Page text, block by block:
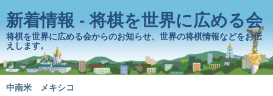
新着情報 - 将棋を世界に広める会
将棋を世界に広める会からのお知らせ、世界の将棋情報などをお伝
えします。
中南米 メキシコ